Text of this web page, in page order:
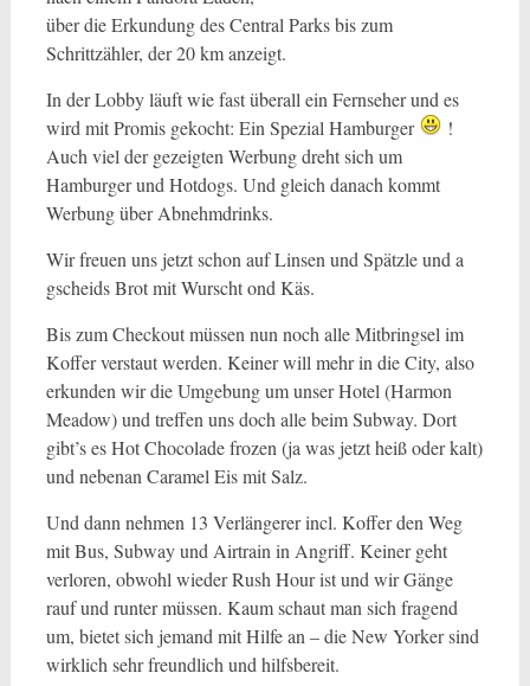
über die Erkundung des Central Parks bis zum
Schrittzähler, der 20 km anzeigt.
In der Lobby läuft wie fast überall ein Fernseher und es
wird mit Promis gekocht: Ein Spezial Hamburger
!
Auch viel der gezeigten Werbung dreht sich um
Hamburger und Hotdogs. Und gleich danach kommt
Werbung über Abnehmdrinks.
Wir freuen uns jetzt schon auf Linsen und Spätzle und a
gscheids Brot mit Wurscht ond Käs.
Bis zum Checkout müssen nun noch alle Mitbringsel im
Koffer verstaut werden. Keiner will mehr in die City, also
erkunden wir die Umgebung um unser Hotel (Harmon
Meadow) und treffen uns doch alle beim Subway. Dort
gibt’s es Hot Chocolade frozen (ja was jetzt heiß oder kalt)
und nebenan Caramel Eis mit Salz.
Und dann nehmen 13 Verlängerer incl. Koffer den Weg
mit Bus, Subway und Airtrain in Angriff. Keiner geht
verloren, obwohl wieder Rush Hour ist und wir Gänge
rauf und runter müssen. Kaum schaut man sich fragend
um, bietet sich jemand mit Hilfe an – die New Yorker sind
wirklich sehr freundlich und hilfsbereit.